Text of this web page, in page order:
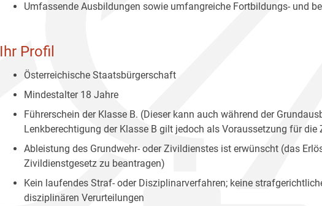
Umfassende Ausbildungen sowie umfangreiche Fortbildungs- und
Ihr Profil
Österreichische Staatsbürgerschaft
Mindestalter 18 Jahre
Führerschein der Klasse B. (Dieser kann auch während der
Lenkberechtigung der Klasse B gilt jedoch als Voraussetzung für
Ableistung des Grundwehr- oder Zivildienstes ist erwünscht (das
Zivildienstgesetz zu beantragen)
Kein laufendes Straf- oder Disziplinarverfahren; keine
disziplinären Verurteilungen